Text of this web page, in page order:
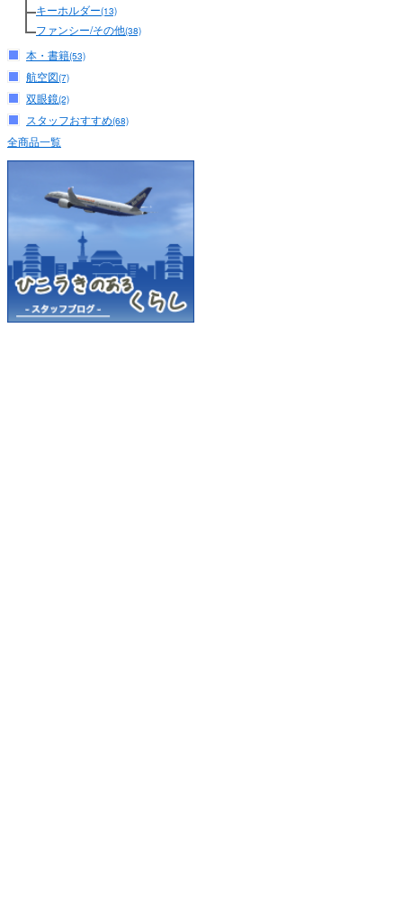
キーホルダー(13)
ファンシー/その他(38)
本・書籍(53)
航空図(7)
双眼鏡(2)
スタッフおすすめ(68)
全商品一覧